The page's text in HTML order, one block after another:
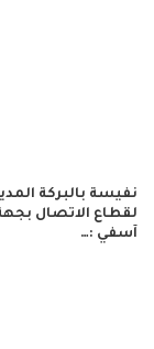
نفيسة بالبركة
لقطاع الاتصال
آسفي :…